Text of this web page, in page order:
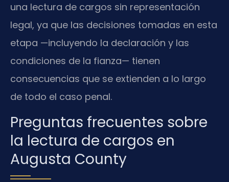
una lectura de cargos sin representación
legal, ya que las decisiones tomadas en esta
etapa —incluyendo la declaración y las
condiciones de la fianza— tienen
consecuencias que se extienden a lo largo
de todo el caso penal.
Preguntas frecuentes sobre
la lectura de cargos en
Augusta County